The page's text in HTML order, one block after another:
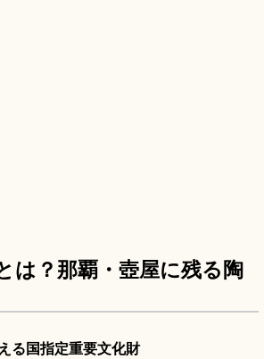
は？那覇・壺屋に残る陶
る国指定重要文化財